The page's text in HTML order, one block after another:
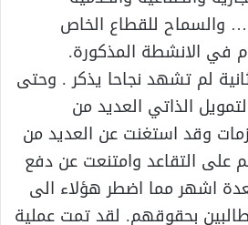
والسماح للقطاع الخاص
في الانشطة المذكورة.
لم تشهد نجاحا يذكر . وحتى
الذاتي العديد من
وقد استغنت عن العديد من
على التقاعد وامتنعت عن دفع
اشهر مما اضطر هؤلاء الى
بحقوقهم. لقد تمت عملية